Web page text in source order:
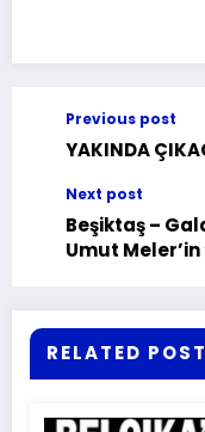
Previous post
YAKINDA
Next post
Beşiktaş –
Umut
RELATED